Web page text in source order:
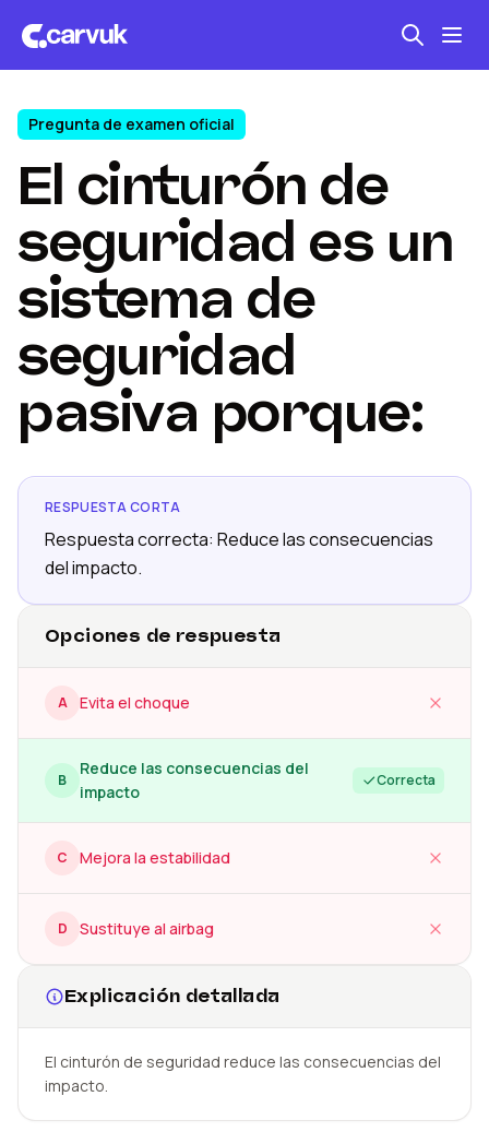
Seguro automotriz
Mantención kilometraje
Revisión técnica
Pregunta de examen oficial
El cinturón de
seguridad es un
sistema de
seguridad
pasiva porque:
RESPUESTA CORTA
Respuesta correcta: Reduce las consecuencias
del impacto.
Opciones de respuesta
A Evita el choque
B
Reduce las consecuencias del
impacto
Correcta
C Mejora la estabilidad
D Sustituye al airbag
Explicación detallada
El cinturón de seguridad reduce las consecuencias del
impacto.